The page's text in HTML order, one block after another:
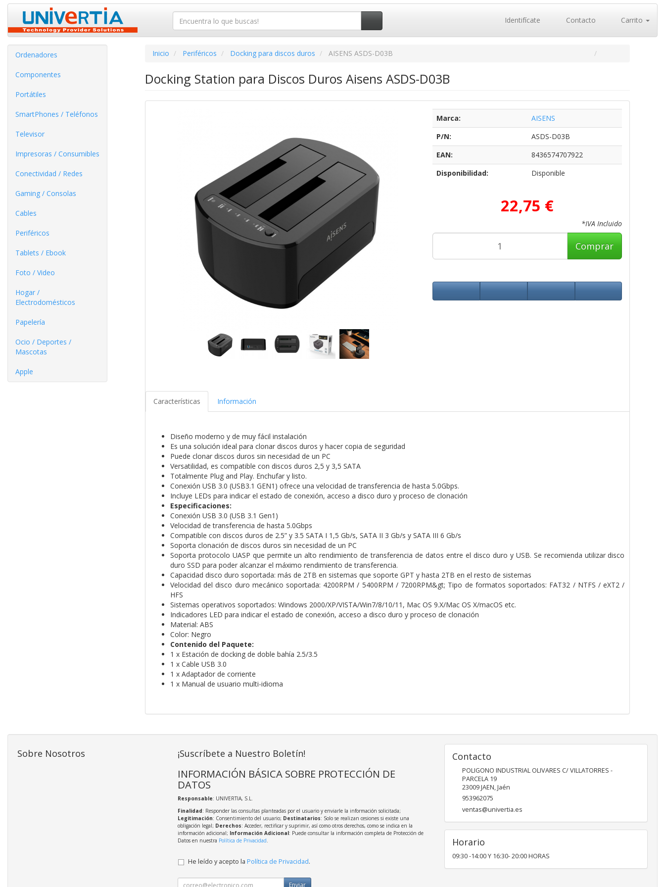
Identifícate Contacto Carrito
Ordenadores
Componentes
Portátiles
SmartPhones / Teléfonos
Televisor
Impresoras / Consumibles
Conectividad / Redes
Gaming / Consolas
Cables
Periféricos
Tablets / Ebook
Foto / Video
Hogar /
Electrodomésticos
Papelería
Ocio / Deportes /
Mascotas
Apple
Inicio Periféricos Docking para discos duros AISENS ASDS-D03B
Docking Station para Discos Duros Aisens ASDS-D03B
Marca:
AISENS
P/N:
ASDS-D03B
EAN:
8436574707922
Disponibilidad:
Disponible
22,75 €
*IVA Incluido
Comprar
Características Información
Diseño moderno y de muy fácil instalación
Es una solución ideal para clonar discos duros y hacer copia de seguridad
Puede clonar discos duros sin necesidad de un PC
Versatilidad, es compatible con discos duros 2,5 y 3,5 SATA
Totalmente Plug and Play. Enchufar y listo.
Conexión USB 3.0 (USB3.1 GEN1) ofrece una velocidad de transferencia de hasta 5.0Gbps.
Incluye LEDs para indicar el estado de conexión, acceso a disco duro y proceso de clonación
Especificaciones:
Conexión USB 3.0 (USB 3.1 Gen1)
Velocidad de transferencia de hasta 5.0Gbps
Compatible con discos duros de 2.5” y 3.5 SATA I 1,5 Gb/s, SATA II 3 Gb/s y SATA III 6 Gb/s
Soporta clonación de discos duros sin necesidad de un PC
Soporta protocolo UASP que permite un alto rendimiento de transferencia de datos entre el disco duro y USB. Se recomienda utilizar disco
duro SSD para poder alcanzar el máximo rendimiento de transferencia.
Capacidad disco duro soportada: más de 2TB en sistemas que soporte GPT y hasta 2TB en el resto de sistemas
Velocidad del disco duro mecánico soportada: 4200RPM / 5400RPM / 7200RPM&gt; Tipo de formatos soportados: FAT32 / NTFS / eXT2 /
HFS
Sistemas operativos soportados: Windows 2000/XP/VISTA/Win7/8/10/11, Mac OS 9.X/Mac OS X/macOS etc.
Indicadores LED para indicar el estado de conexión, acceso a disco duro y proceso de clonación
Material: ABS
Color: Negro
Contenido del Paquete:
1 x Estación de docking de doble bahía 2.5/3.5
1 x Cable USB 3.0
1 x Adaptador de corriente
1 x Manual de usuario multi-idioma
Sobre Nosotros ¡Suscríbete a Nuestro Boletín!
INFORMACIÓN BÁSICA SOBRE PROTECCIÓN DE
DATOS
Responsable: UNIVERTIA, S.L.
Finalidad: Responder las consultas planteadas por el usuario y enviarle la información solicitada;
Legitimación: Consentimiento del usuario; Destinatarios: Solo se realizan cesiones si existe una
obligación legal; Derechos: Acceder, rectificar y suprimir, así como otros derechos, como se indica en la
información adicional; Información Adicional: Puede consultar la información completa de Protección de
Datos en nuestra Política de Privacidad.
He leído y acepto la Política de Privacidad.
Enviar
Contacto
POLIGONO INDUSTRIAL OLIVARES C/ VILLATORRES -
PARCELA 19
23009JAEN,Jaén
953962075
ventas@univertia.es
Horario
09:30 -14:00 Y 16:30- 20:00 HORAS